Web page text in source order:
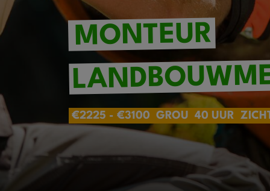
MONTEUR
€2225 - €3100 GROU 40 UUR